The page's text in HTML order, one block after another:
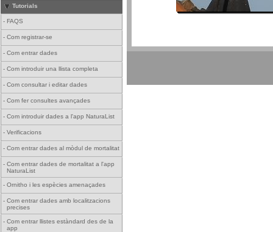
Tutorials
- FAQS
- Com registrar-se
- Com entrar dades
- Com introduir una llista completa
- Com consultar i editar dades
- Com fer consultes avançades
- Com introduir dades a l'app NaturaList
- Verificacions
- Com entrar dades al mòdul de mortalitat
- Com entrar dades de mortalitat a l'app
NaturaList
- Ornitho i les espècies amenaçades
- Com entrar dades amb localitzacions
precises
- Com entrar llistes estàndard des de la
app